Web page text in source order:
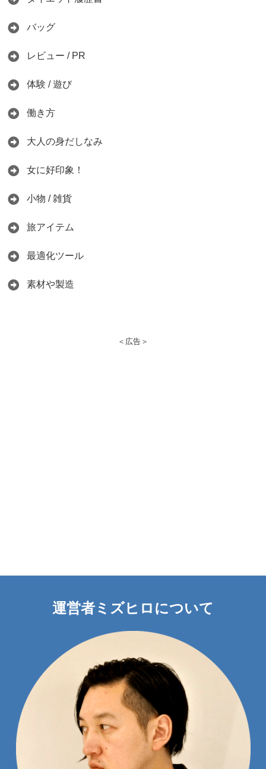
バッグ
レビュー / PR
体験 / 遊び
働き方
大人の身だしなみ
女に好印象！
小物 / 雑貨
旅アイテム
最適化ツール
素材や製造
＜広告＞
運営者ミズヒロについて